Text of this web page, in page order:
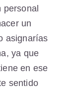
un
asignarías
ya que
en ese
sentido